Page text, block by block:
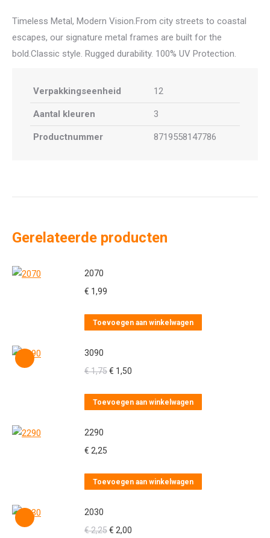
Timeless Metal, Modern Vision.From city streets to coastal
escapes, our signature metal frames are built for the
bold.Classic style. Rugged durability. 100% UV Protection.
Verpakkingseenheid 12
Aantal kleuren 3
Productnummer 8719558147786
Gerelateerde producten
2070
€ 1,99
Toevoegen aan winkelwagen
3090
€1,75Oorspronkelijke
was:
€ 1,50
is:
Toevoegen aan winkelwagen
2290
€ 2,25
Toevoegen aan winkelwagen
2030
€2,25Oorspronkelijke
€ 2,00